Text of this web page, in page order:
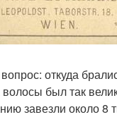
откуда
был так
завезли около 8